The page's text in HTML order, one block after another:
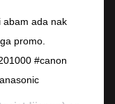
abam ada nak
promo.
#canon